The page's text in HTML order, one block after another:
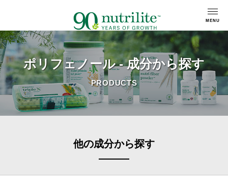
ポリフェノール - 成分から探す
PRODUCTS
他の成分から探す